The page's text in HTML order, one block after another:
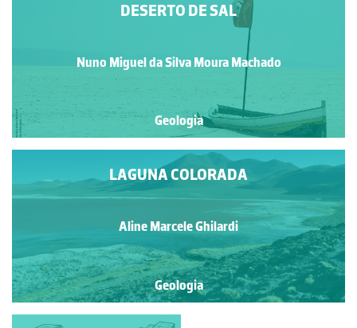
DESERTO DE SAL
Nuno Miguel da Silva Moura Machado
Geologia
LAGUNA COLORADA
Aline Marcele Ghilardi
Geologia